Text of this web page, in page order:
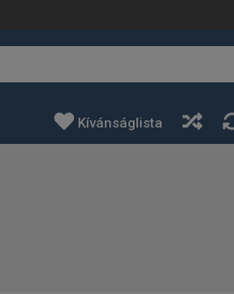
Kívánságlista